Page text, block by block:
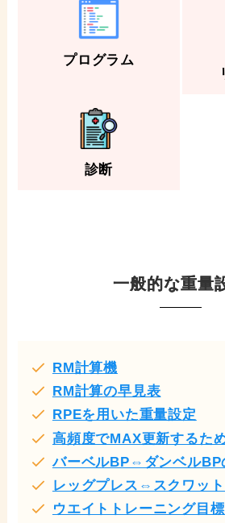
プログラム
診断
一般的な重量
RM計算機
RM計算の早見表
RPEを用いた重量設定
高頻度でMAX更新するた
バーベルBP⇔ダンベルBP
レッグプレス⇔スクワッ
ウエイトトレーニング目